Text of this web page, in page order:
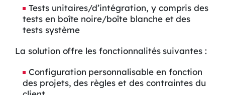
Tests unitaires/d’intégration, y compris des
tests en boîte noire/boîte blanche et des
tests système
La solution offre les fonctionnalités suivantes :
Configuration personnalisable en fonction
des projets, des règles et des contraintes du